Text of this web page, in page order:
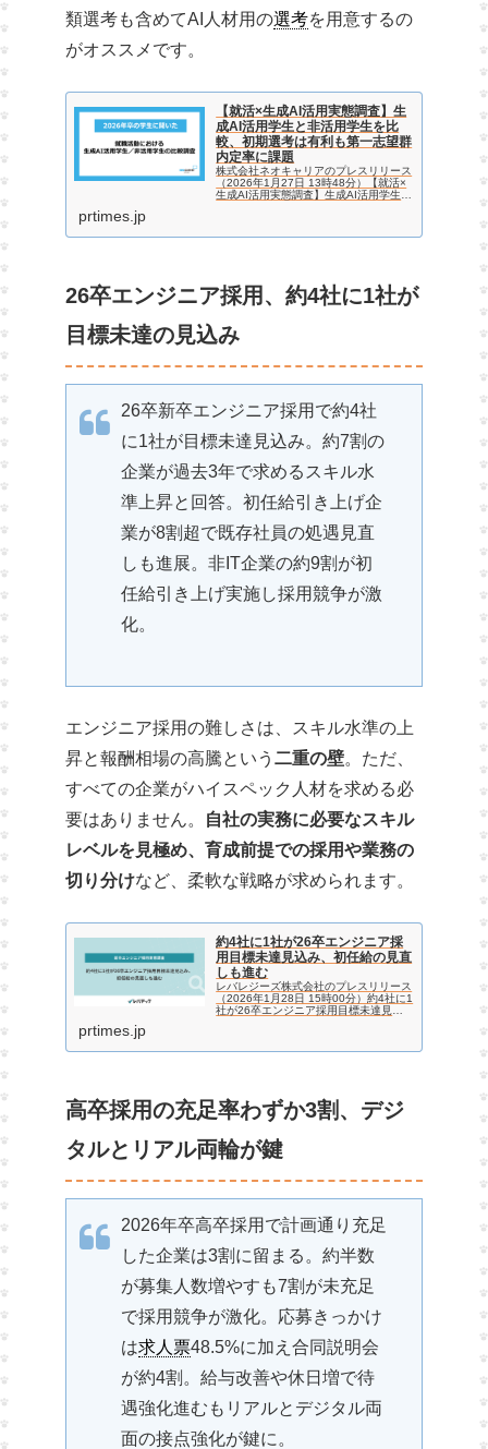
類選考も含めてAI人材用の選考を用意するの
がオススメです。
【就活×生成AI活用実態調査】生
成AI活用学生と非活用学生を比
較、初期選考は有利も第一志望群
内定率に課題
株式会社ネオキャリアのプレスリリース
（2026年1月27日 13時48分）【就活×
生成AI活用実態調査】生成AI活用学生と
prtimes.jp
26卒エンジニア採用、約4社に1社が
目標未達の見込み
26卒新卒エンジニア採用で約4社
に1社が目標未達見込み。約7割の
企業が過去3年で求めるスキル水
準上昇と回答。初任給引き上げ企
業が8割超で既存社員の処遇見直
しも進展。非IT企業の約9割が初
任給引き上げ実施し採用競争が激
化。
エンジニア採用の難しさは、スキル水準の上
昇と報酬相場の高騰という 二重の壁。ただ、
すべての企業がハイスペック人材を求める必
要はありません。
自社の実務に必要なスキル
レベルを見極め、育成前提での採用や業務の
切り分けなど、柔軟な戦略が求められます。
約4社に1社が26卒エンジニア採
用目標未達見込み、初任給の見直
しも進む
レバレジーズ株式会社のプレスリリース
（2026年1月28日 15時00分）約4社に1
社が26卒エンジニア採用目標未達見込
prtimes.jp
高卒採用の充足率わずか3割、デジ
タルとリアル両輪が鍵
2026年卒高卒採用で計画通り充足
した企業は3割に留まる。約半数
が募集人数増やすも7割が未充足
で採用競争が激化。応募きっかけ
は求人票48.5%に加え合同説明会
が約4割。給与改善や休日増で待
遇強化進むもリアルとデジタル両
面の接点強化が鍵に。